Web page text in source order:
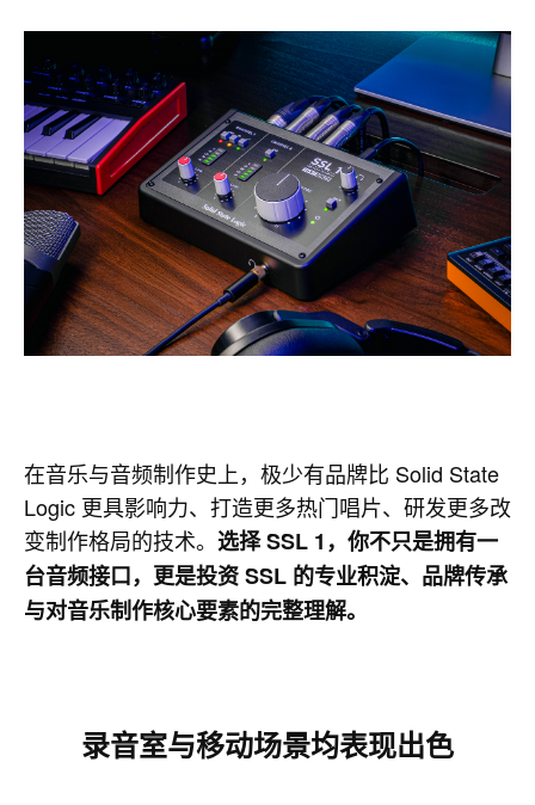
在音乐与音频制作史上，极少有品牌比 Solid State
Logic 更具影响力、打造更多热门唱片、研发更多改
变制作格局的技术。 选择 SSL 1，你不只是拥有一
台音频接口，更是投资 SSL 的专业积淀、品牌传承
与对音乐制作核心要素的完整理解。
录音室与移动场景均表现出色